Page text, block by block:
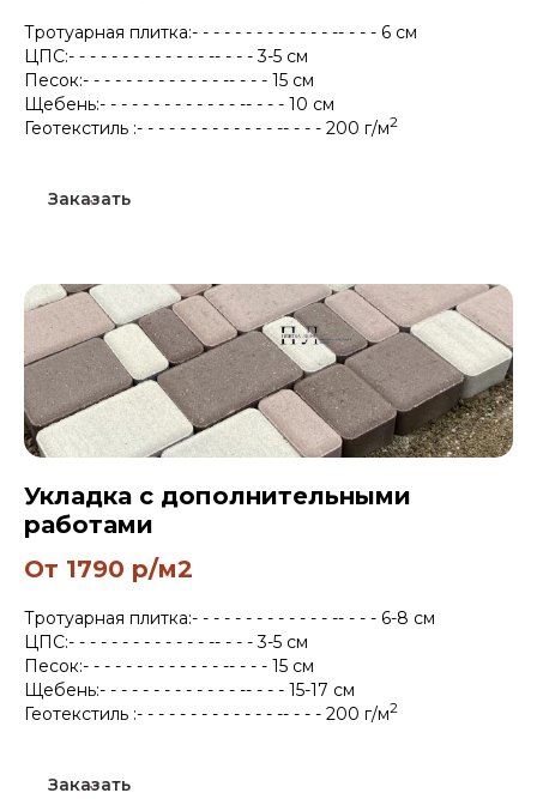
Тротуарная плитка:- - - - - - - - - - - - - -- - - - 6 см
ЦПС:- - - - - - - - - - - - - -- - - - 3-5 см
Песок:- - - - - - - - - - - - - -- - - - 15 см
Щебень:- - - - - - - - - - - - - -- - - - 10 см
Геотекстиль :- - - - - - - - - - - - - -- - - - 200 г/м2
Заказать
Укладка с дополнительными
работами
От 1790 р/м2
Тротуарная плитка:- - - - - - - - - - - - - -- - - - 6-8 см
ЦПС:- - - - - - - - - - - - - -- - - - 3-5 см
Песок:- - - - - - - - - - - - - -- - - - 15 см
Щебень:- - - - - - - - - - - - - -- - - - 15-17 см
Геотекстиль :- - - - - - - - - - - - - -- - - - 200 г/м2
Заказать